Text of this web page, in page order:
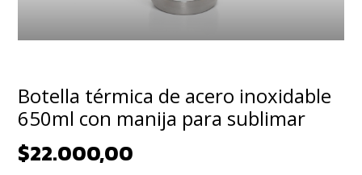
Botella térmica de acero inoxidable
650ml con manija para sublimar
$22.000,00